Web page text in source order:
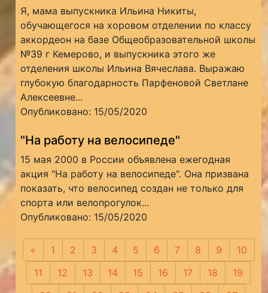
Я, мама выпускника Ильина Никиты,
обучающегося на хоровом отделении по классу
аккордеон на базе Общеобразовательной школы
№39 г Кемерово, и выпускника этого же
отделения школы Ильина Вячеслава. Выражаю
глубокую благодарность Парфеновой Светлане
Алексеевне...
Опубликовано: 15/05/2020
"На работу на велосипеде"
15 мая 2000 в России объявлена ежегодная
акция "На работу на велосипеде". Она призвана
показать, что велосипед создан не только для
спорта или велопрогулок...
Опубликовано: 15/05/2020
« Предыдущая
1 2 3 4 5 6 7 8 9
10
11
12 13 14 15 16 17 18
19